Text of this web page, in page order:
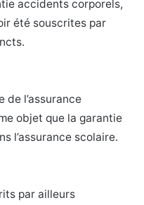
accidents corporels,
été souscrites par
de l’assurance
objet que la garantie
l’assurance scolaire.
par ailleurs